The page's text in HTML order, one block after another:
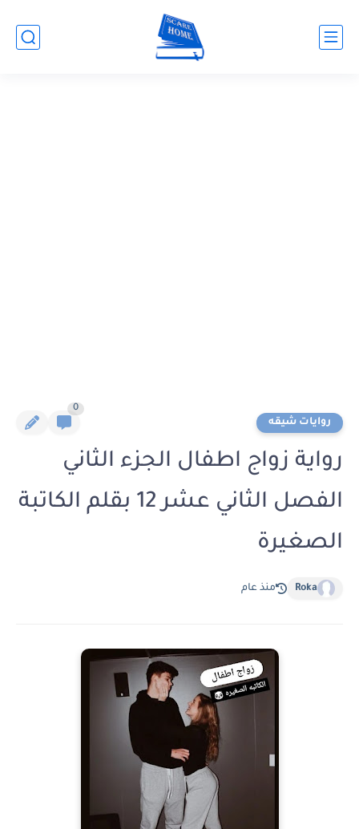
روايات شيقه
0
رواية زواج اطفال الجزء الثاني
الفصل الثاني عشر 12 بقلم الكاتبة
الصغيرة
Roka منذ عام